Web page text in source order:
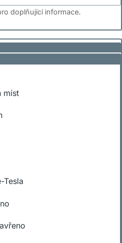
doplňující informace.
míst
Tesla